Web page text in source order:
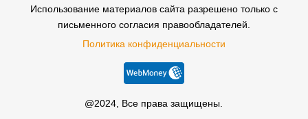
Использование материалов сайта разрешено только с
письменного согласия правообладателей.
Политика конфиденциальности
@2024, Все права защищены.